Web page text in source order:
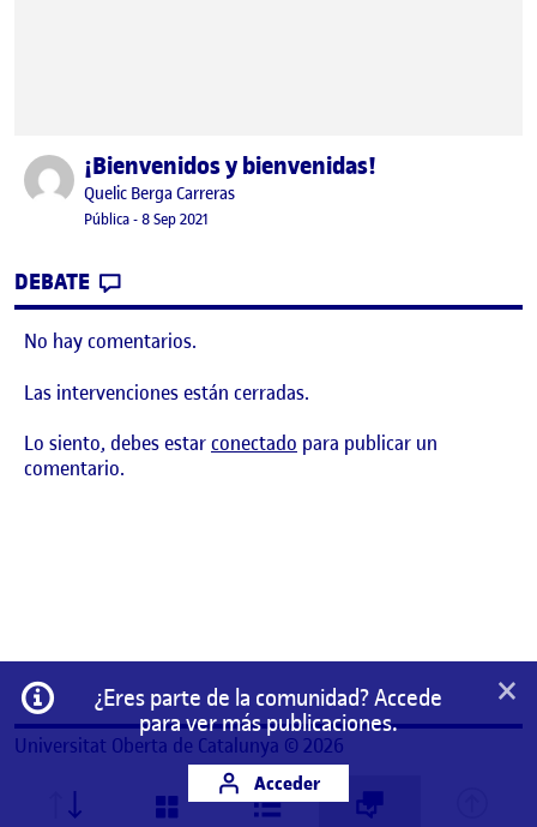
Publicado por¡Bienvenidos y bienvenidas!
Publicado por
Quelic Berga Carreras
Visibilidad:
Pública-Fecha de publicación
8 Sep 2021
DEBATE
No hay comentarios.
Las intervenciones están cerradas.
Lo siento, debes estarconectado para publicar un
comentario.
Información
¿Eres parte de la comunidad? Accede
para ver más publicaciones.
Acceder
×
Universitat Oberta de Catalunya © 2026